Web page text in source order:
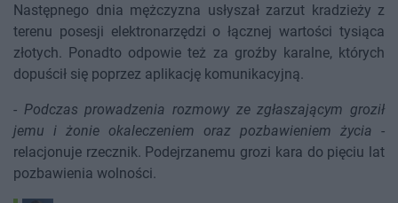
Następnego dnia mężczyzna usłyszał zarzut kradzieży z
terenu posesji elektronarzędzi o łącznej wartości tysiąca
złotych. Ponadto odpowie też za groźby karalne, których
dopuścił się poprzez aplikację komunikacyjną.
- Podczas prowadzenia rozmowy ze zgłaszającym groził
jemu i żonie okaleczeniem oraz pozbawieniem życia -
relacjonuje rzecznik. Podejrzanemu grozi kara do pięciu lat
pozbawienia wolności.